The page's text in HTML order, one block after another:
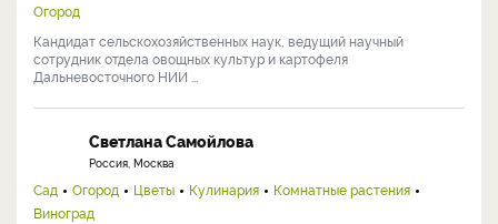
Огород
Кандидат сельскохозяйственных наук, ведущий научный
сотрудник отдела овощных культур и картофеля
Дальневосточного НИИ ...
Светлана Самойлова
Россия, Москва
Сад Огород Цветы Кулинария
Комнатные растения
Виноград